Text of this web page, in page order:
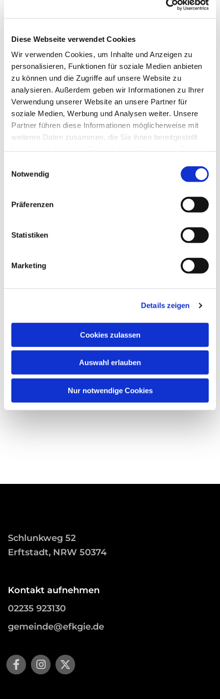
Diese Webseite verwendet Cookies
Wir verwenden Cookies, um Inhalte und Anzeigen zu
personalisieren, Funktionen für soziale Medien anbieten
zu können und die Zugriffe auf unsere Website zu
analysieren. Außerdem geben wir Informationen zu Ihrer
Verwendung unserer Website an unsere Partner für
soziale Medien, Werbung und Analysen weiter. Unsere
Partner führen diese Informationen möglicherweise mit
weiteren Daten zusammen, die Sie ihnen bereitgestellt
Notwendig
Präferenzen
Statistiken
Marketing
Details zeigen
Cookies zulassen
Auswahl erlauben
Nur notwendige Cookies
Dies könnte Sie auch
Schlunkweg 52
Erftstadt, NRW 50374
Kontakt aufnehmen
02235 923130
gemeinde@efkgie.de